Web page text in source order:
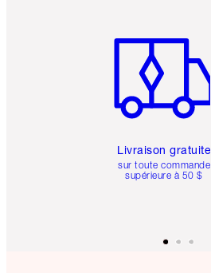
Livraison gratuite
sur toute commande
supérieure à 50 $